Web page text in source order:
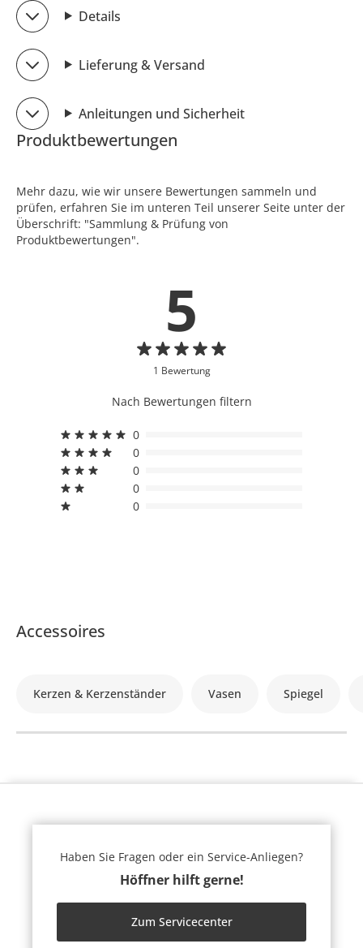
Details
Lieferung & Versand
Anleitungen und Sicherheit
Produktbewertungen
Mehr dazu, wie wir unsere Bewertungen sammeln und
prüfen, erfahren Sie im unteren Teil unserer Seite unter der
Überschrift: "Sammlung & Prüfung von
Produktbewertungen".
5
1 Bewertung
Nach Bewertungen filtern
0
0
0
0
0
Accessoires
Kerzen & Kerzenständer Vasen Spiegel
Haben Sie Fragen oder ein Service-Anliegen?
Höffner hilft gerne!
Zum Servicecenter